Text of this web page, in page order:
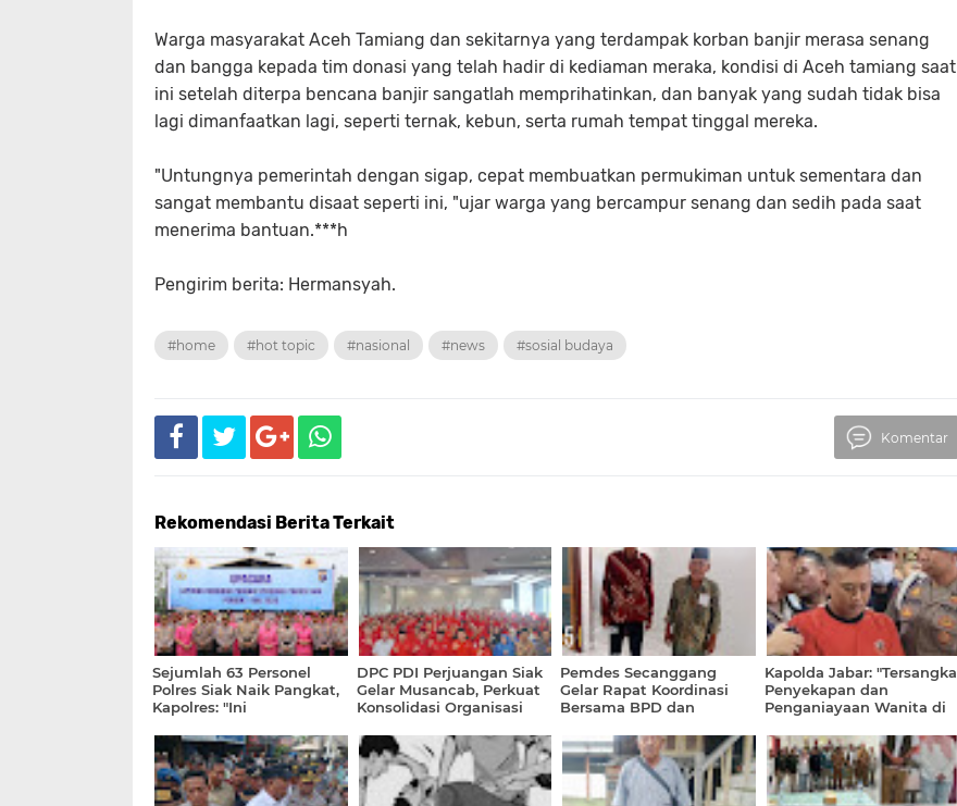
Warga masyarakat Aceh Tamiang dan sekitarnya yang terdampak korban banjir merasa senang
dan bangga kepada tim donasi yang telah hadir di kediaman meraka, kondisi di Aceh tamiang saat
ini setelah diterpa bencana banjir sangatlah memprihatinkan, dan banyak yang sudah tidak bisa
lagi dimanfaatkan lagi, seperti ternak, kebun, serta rumah tempat tinggal mereka.
"Untungnya pemerintah dengan sigap, cepat membuatkan permukiman untuk sementara dan
sangat membantu disaat seperti ini, "ujar warga yang bercampur senang dan sedih pada saat
menerima bantuan.***h
Pengirim berita: Hermansyah.
#home #hot topic #nasional #news #sosial budaya
Komentar
Rekomendasi Berita Terkait
Sejumlah 63 Personel
Polres Siak Naik Pangkat,
Kapolres: "Ini
Amanah"
DPC PDI Perjuangan Siak
Gelar Musancab, Perkuat
Konsolidasi Organisasi
Pemdes Secanggang
Gelar Rapat Koordinasi
Bersama BPD dan
Evaluasi serta Percepatan
Pembangunan
Kapolda Jabar: "Tersangka
Penyekapan dan
Penganiayaan Wanita di
Hukuman 12 Tahun
Penjara"